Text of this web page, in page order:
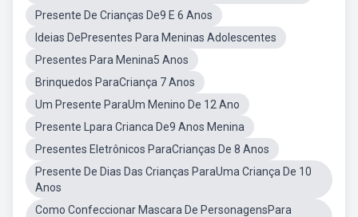
Presente De Crianças De9 E 6 Anos
Ideias DePresentes Para Meninas Adolescentes
Presentes Para Menina5 Anos
Brinquedos ParaCriança 7 Anos
Um Presente ParaUm Menino De 12 Ano
Presente Lpara Crianca De9 Anos Menina
Presentes Eletrônicos ParaCrianças De 8 Anos
Presente De Dias Das Crianças ParaUma Criança De 10
Anos
Como Confeccionar Mascara De PersonagensPara